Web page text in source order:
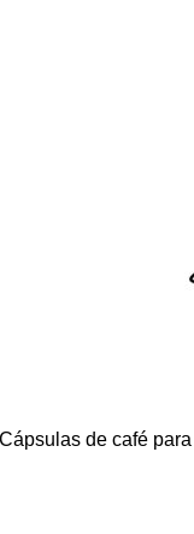
Cápsulas de café